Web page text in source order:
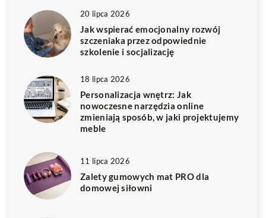
20 lipca 2026
Jak wspierać emocjonalny rozwój
szczeniaka przez odpowiednie
szkolenie i socjalizację
18 lipca 2026
Personalizacja wnętrz: Jak
nowoczesne narzędzia online
zmieniają sposób, w jaki projektujemy
meble
11 lipca 2026
Zalety gumowych mat PRO dla
domowej siłowni